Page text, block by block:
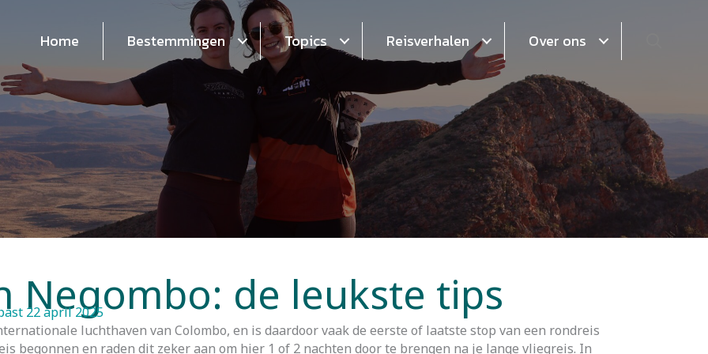
Home Bestemmingen Topics Reisverhalen Over ons
Negombo: de leukste tips
22 april 2025
luchthaven van Colombo, en is daardoor vaak de eerste of laatste stop van een rondreis
begonnen en raden dit zeker aan om hier 1 of 2 nachten door te brengen na je lange vliegreis. In